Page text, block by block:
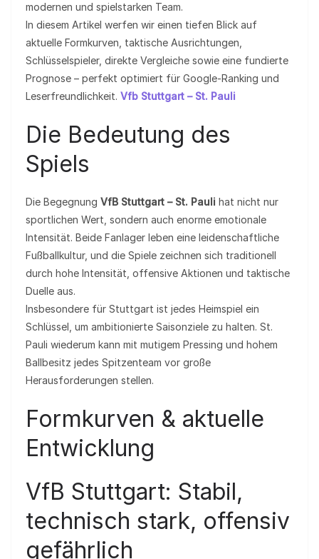
modernen und spielstarken Team.
In diesem Artikel werfen wir einen tiefen Blick auf
aktuelle Formkurven, taktische Ausrichtungen,
Schlüsselspieler, direkte Vergleiche sowie eine fundierte
Prognose – perfekt optimiert für Google-Ranking und
Leserfreundlichkeit. Vfb Stuttgart – St. Pauli
Die Bedeutung des
Spiels
Die Begegnung VfB Stuttgart – St. Pauli hat nicht nur
sportlichen Wert, sondern auch enorme emotionale
Intensität. Beide Fanlager leben eine leidenschaftliche
Fußballkultur, und die Spiele zeichnen sich traditionell
durch hohe Intensität, offensive Aktionen und taktische
Duelle aus.
Insbesondere für Stuttgart ist jedes Heimspiel ein
Schlüssel, um ambitionierte Saisonziele zu halten. St.
Pauli wiederum kann mit mutigem Pressing und hohem
Ballbesitz jedes Spitzenteam vor große
Herausforderungen stellen.
Formkurven & aktuelle
Entwicklung
VfB Stuttgart: Stabil,
technisch stark, offensiv
gefährlich